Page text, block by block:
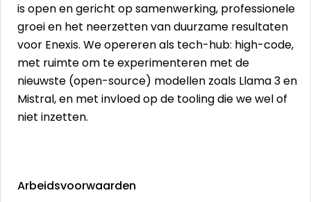
is open en gericht op samenwerking, professionele
groei en het neerzetten van duurzame resultaten
voor Enexis. We opereren als tech-hub: high-code,
met ruimte om te experimenteren met de
nieuwste (open-source) modellen zoals Llama 3 en
Mistral, en met invloed op de tooling die we wel of
niet inzetten.
Arbeidsvoorwaarden